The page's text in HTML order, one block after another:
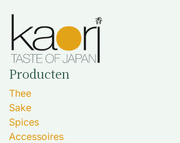
Producten
Thee
Sake
Spices
Accessoires